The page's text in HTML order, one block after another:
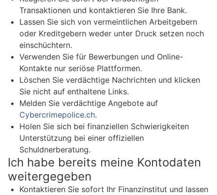
Transaktionen und kontaktieren Sie Ihre Bank.
Lassen Sie sich von vermeintlichen Arbeitgebern
oder Kreditgebern weder unter Druck setzen noch
einschüchtern.
Verwenden Sie für Bewerbungen und Online-
Kontakte nur seriöse Plattformen.
Löschen Sie verdächtige Nachrichten und klicken
Sie nicht auf enthaltene Links.
Melden Sie verdächtige Angebote auf
Cybercrimepolice.ch.
Holen Sie sich bei finanziellen Schwierigkeiten
Unterstützung bei einer offiziellen
Schuldnerberatung.
Ich habe bereits meine Kontodaten
weitergegeben
Kontaktieren Sie sofort Ihr Finanzinstitut und lassen